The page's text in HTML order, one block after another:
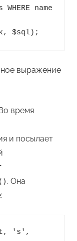
name
выражение
время
и посылает
. Она
's',